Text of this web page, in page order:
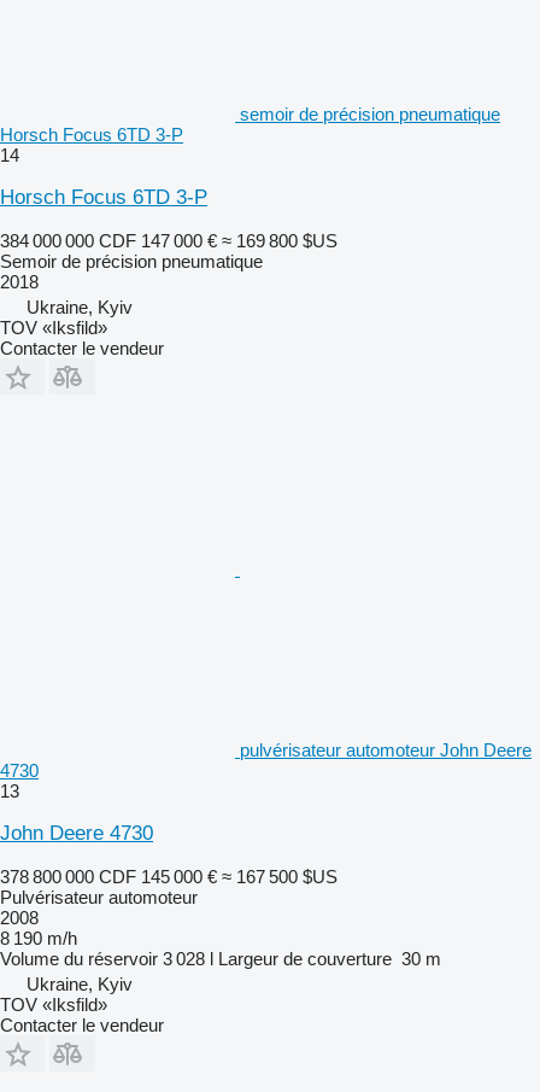
semoir de précision pneumatique
Horsch Focus 6TD 3-P
14
Horsch Focus 6TD 3-P
384 000 000 CDF 147 000 € ≈ 169 800 $US
Semoir de précision pneumatique
2018
Ukraine, Kyiv
TOV «Iksfild»
Contacter le vendeur
pulvérisateur automoteur John Deere
4730
13
John Deere 4730
378 800 000 CDF 145 000 € ≈ 167 500 $US
Pulvérisateur automoteur
2008
8 190 m/h
Volume du réservoir 3 028 l Largeur de couverture 30 m
Ukraine, Kyiv
TOV «Iksfild»
Contacter le vendeur